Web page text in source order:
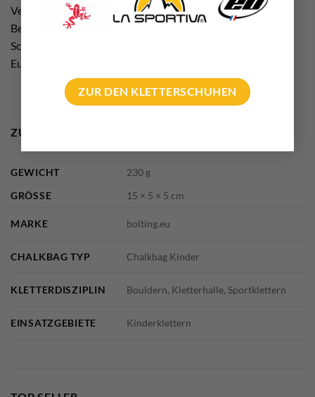
ZUR DEN KLETTERSCHUHEN
Verstärkt Lernerfolge oder schöne Klettererlebnisse durch
Belohnung. Ein Eis nach dem Klettern. Ein Besuch im
Schwimmbad am Nachmittag. Ihr wisst selber worüber sich
Eure Kleinen freuen!
ZUSÄTZLICHE INFORMATIONEN
GEWICHT
230 g
GRÖSSE
15 × 5 × 5 cm
MARKE bolting.eu
CHALKBAG TYP Chalkbag Kinder
KLETTERDISZIPLIN Bouldern, Kletterhalle, Sportklettern
EINSATZGEBIETE Kinderklettern